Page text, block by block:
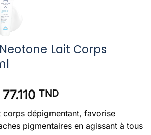
Lait Corps
Le
initial
était :
77.110TNDLe
actuel
est :
corps dépigmentant, favorise
pigmentaires en agissant à tous